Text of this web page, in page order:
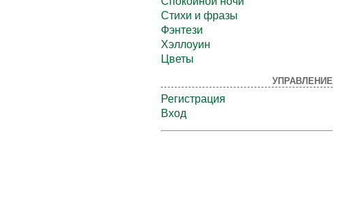
Стихи и фразы
Фэнтези
Хэллоуин
Цветы
УПРАВЛЕНИЕ
Регистрация
Вход